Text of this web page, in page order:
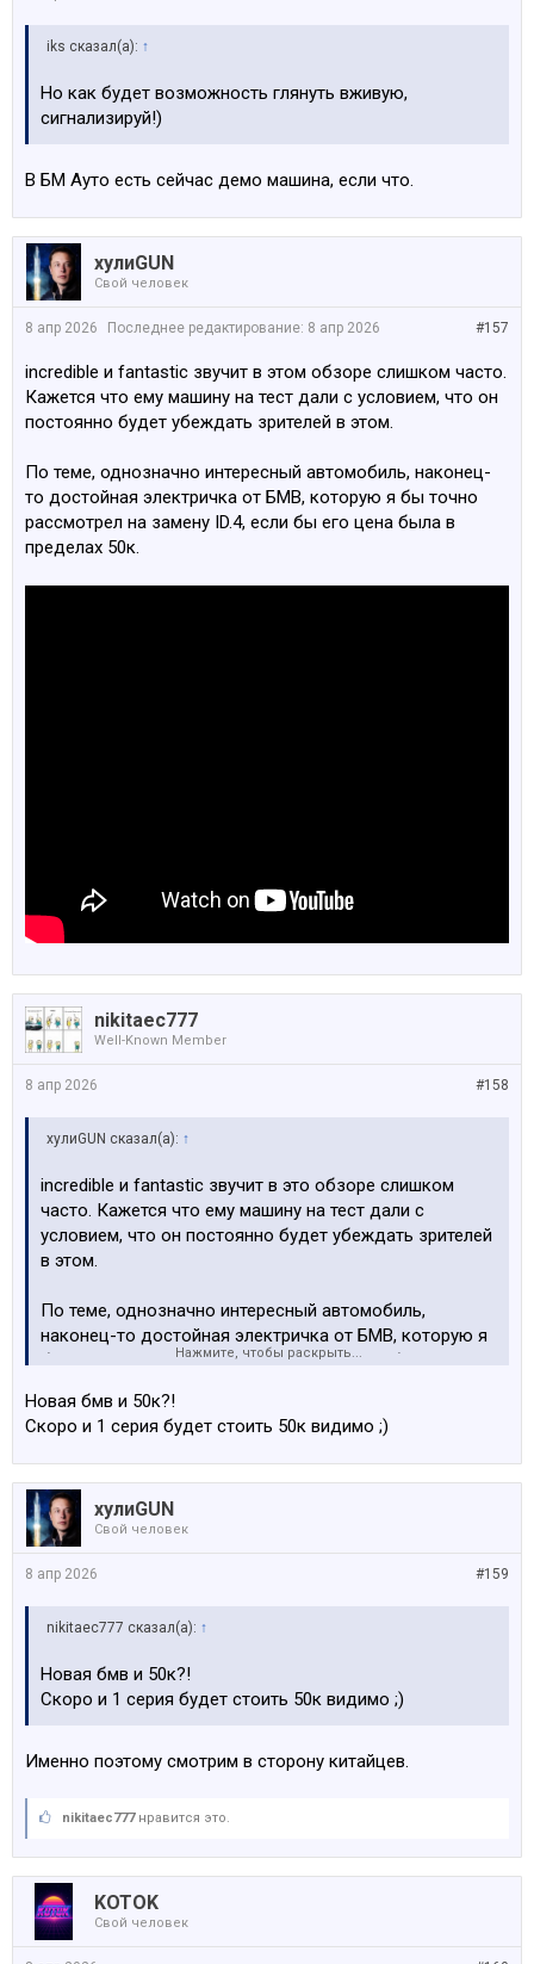
iks сказал(а): ↑
Но как будет возможность глянуть вживую,
сигнализируй!)
В БМ Ауто есть сейчас демо машина, если что.
хулиGUN
Свой человек
#157
8 апр 2026 Последнее редактирование: 8 апр 2026
incredible и fantastic звучит в этом обзоре слишком часто.
Кажется что ему машину на тест дали с условием, что он
постоянно будет убеждать зрителей в этом.
По теме, однозначно интересный автомобиль, наконец-
то достойная электричка от БМВ, которую я бы точно
рассмотрел на замену ID.4, если бы его цена была в
пределах 50к.
nikitaec777
Well-Known Member
#158
8 апр 2026
хулиGUN сказал(а): ↑
incredible и fantastic звучит в это обзоре слишком
часто. Кажется что ему машину на тест дали с
условием, что он постоянно будет убеждать зрителей
в этом.
По теме, однозначно интересный автомобиль,
наконец-то достойная электричка от БМВ, которую я
бы точно рассмотрел на замену ID.4, если бы его цена
Нажмите, чтобы раскрыть...
Новая бмв и 50к?!
Скоро и 1 серия будет стоить 50к видимо ;)
хулиGUN
Свой человек
#159
8 апр 2026
nikitaec777 сказал(а): ↑
Новая бмв и 50к?!
Скоро и 1 серия будет стоить 50к видимо ;)
Именно поэтому смотрим в сторону китайцев.
nikitaec777нравится это.
KOTOK
Свой человек